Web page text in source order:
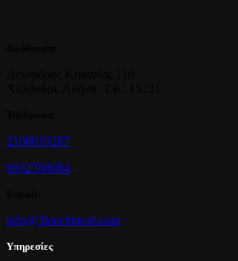
2108019287
6932768084
info@2ktechnical.com
Υπηρεσίες